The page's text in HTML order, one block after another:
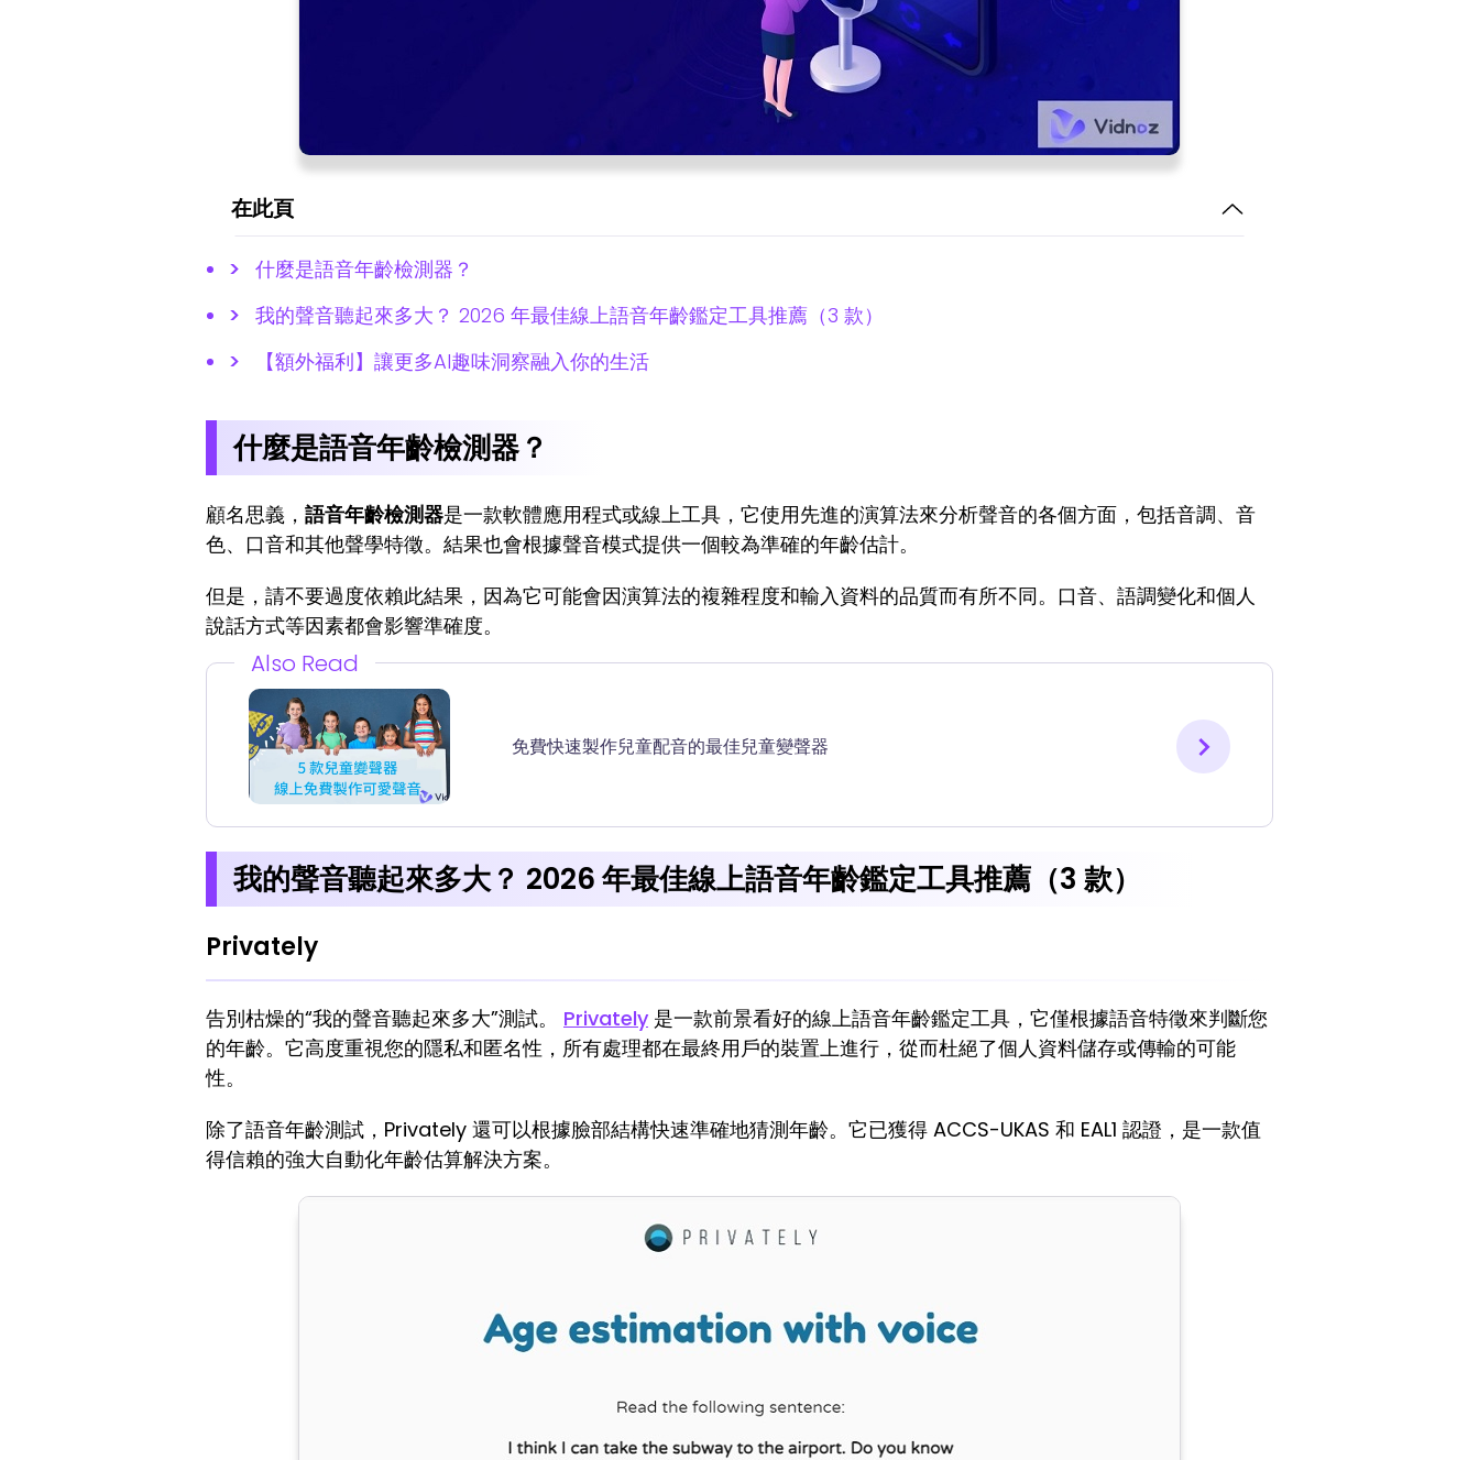
在此頁
什麼是語音年齡檢測器？
我的聲音聽起來多大？ 2026 年最佳線上語音年齡鑑定工具推薦（3 款）
【額外福利】讓更多AI趣味洞察融入你的生活
什麼是語音年齡檢測器？
顧名思義， 語音年齡檢測器是一款軟體應用程式或線上工具，它使用先進的演算法來分析聲音的各個方面，包括音調、音
色、口音和其他聲學特徵。結果也會根據聲音模式提供一個較為準確的年齡估計。
但是，請不要過度依賴此結果，因為它可能會因演算法的複雜程度和輸入資料的品質而有所不同。口音、語調變化和個人
說話方式等因素都會影響準確度。
Also Read
免費快速製作兒童配音的最佳兒童變聲器
我的聲音聽起來多大？ 2026 年最佳線上語音年齡鑑定工具推薦（3 款）
Privately
告別枯燥的“我的聲音聽起來多大”測試。 Privately 是一款前景看好的線上語音年齡鑑定工具，它僅根據語音特徵來判斷您
的年齡。它高度重視您的隱私和匿名性，所有處理都在最終用戶的裝置上進行，從而杜絕了個人資料儲存或傳輸的可能
性。
除了語音年齡測試，Privately 還可以根據臉部結構快速準確地猜測年齡。它已獲得 ACCS-UKAS 和 EAL1 認證，是一款值
得信賴的強大自動化年齡估算解決方案。